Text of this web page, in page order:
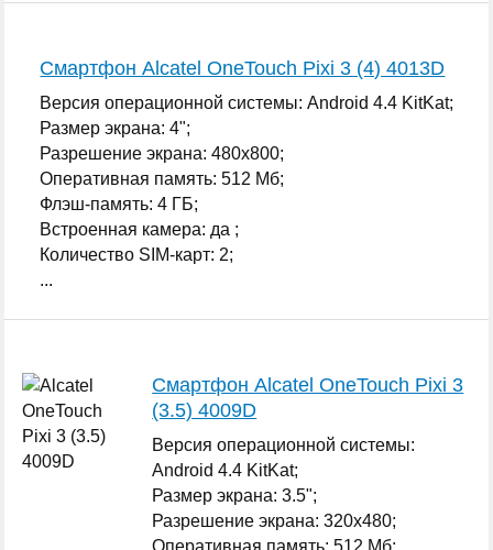
Смартфон Alcatel OneTouch Pixi 3 (4) 4013D
Версия операционной системы: Android 4.4 KitKat;
Размер экрана: 4";
Разрешение экрана: 480x800;
Оперативная память: 512 Мб;
Флэш-память: 4 ГБ;
Встроенная камера: да ;
Количество SIM-карт: 2;
...
Смартфон Alcatel OneTouch Pixi 3
(3.5) 4009D
Версия операционной системы:
Android 4.4 KitKat;
Размер экрана: 3.5";
Разрешение экрана: 320x480;
Оперативная память: 512 Мб;